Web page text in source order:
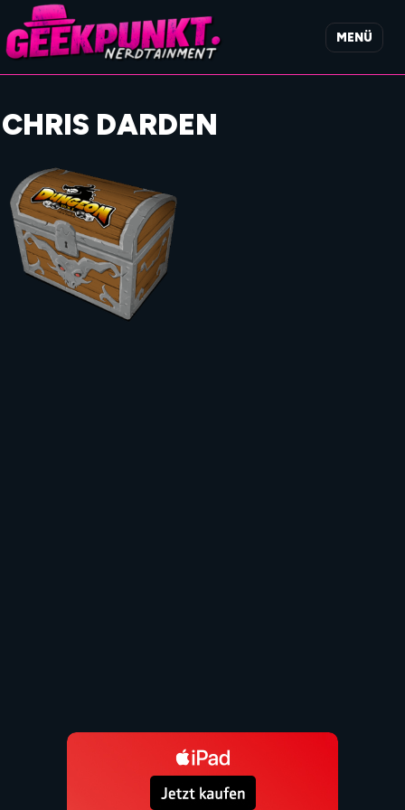
MENÜ
CHRIS DARDEN